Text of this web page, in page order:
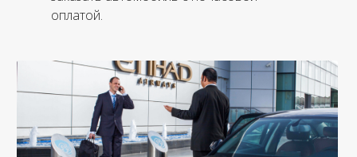
оплатой.